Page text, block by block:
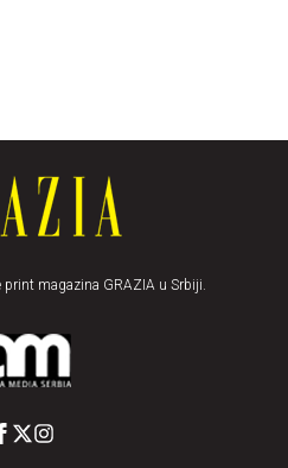
print magazina GRAZIA u Srbiji.